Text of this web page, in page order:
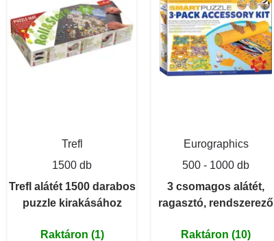
Trefl
1500 db
Trefl alátét 1500 darabos
puzzle kirakásához
Raktáron (1)
Eurographics
500 - 1000 db
3 csomagos alátét,
ragasztó, rendszerező
Raktáron (10)